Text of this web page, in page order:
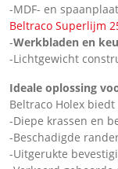
-MDF- en
Beltraco Superlijm
-Werkbladen en
-Lichtgewicht
Ideale oplossing
Beltraco Holex
-Diepe krassen en
-Beschadigde
-Uitgerukte